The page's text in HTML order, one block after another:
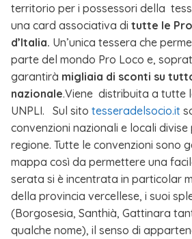
territorio per i possessori della
una card associativa di tutte le
d’Italia. Un’unica tessera che
parte del mondo Pro Loco e,
garantirà migliaia di sconti su
nazionale.Viene distribuita a tutte
UNPLI. Sul sito tesseradelsocio.it
convenzioni nazionali e locali
regione. Tutte le convenzioni sono
mappa così da permettere una
serata si è incentrata in particolar
della provincia vercellese, i suoi
(Borgosesia, Santhià, Gattinara
qualche nome), il senso di